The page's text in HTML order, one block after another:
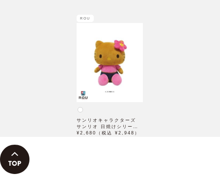
ROU
サンリオキャラクターズ
サンリオ 日焼けシリーズ
ぬいぐるみ ハローキティ
¥2,680（税込 ¥2,948）